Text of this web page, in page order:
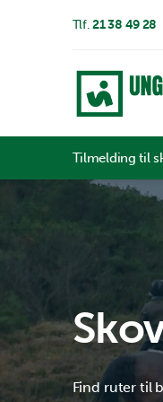
Tlf.21 38 49 28
Tilmelding til
Find ruter til